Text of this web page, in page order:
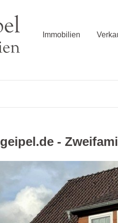
Immobilien
geipel.de -